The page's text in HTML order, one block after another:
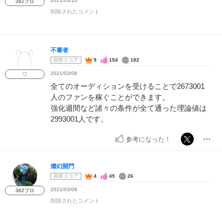
382プロ
削除されたコメント
♡
不審者
回答スコア 9 154 182
2021/03/08
全てのオーディションを受けることで2673001
人のファンを稼ぐことができます。
強化週間など諸々の条件が全て通った理論値は
2993001人です。
参考になった！
382プロ
燦幻開門
回答スコア 4 45 26
2021/03/08
削除されたコメント